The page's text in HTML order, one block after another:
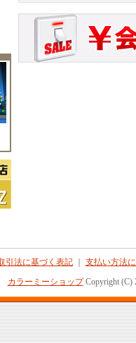
引法に基づく表記
支払い方法
カラーミーショップCopyright (C)